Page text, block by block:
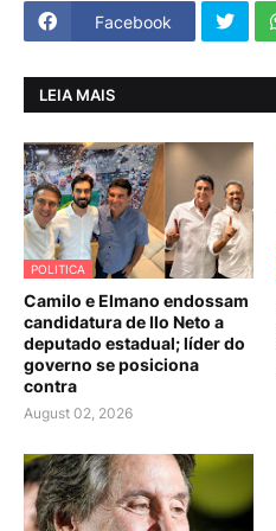
Facebook
LEIA MAIS
POLITICA
Camilo e Elmano endossam
candidatura de Ilo Neto a
deputado estadual; líder do
governo se posiciona
contra
August 02, 2026